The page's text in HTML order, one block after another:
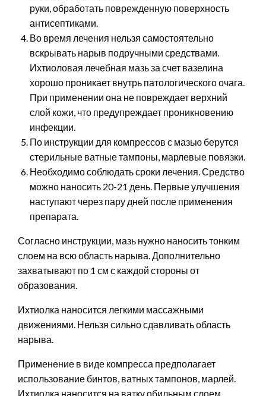
руки, обработать поврежденную поверхность
антисептиками.
Во время лечения нельзя самостоятельно
вскрывать нарыв подручными средствами.
Ихтиоловая лечебная мазь за счет вазелина
хорошо проникает внутрь патологического очага.
При применении она не повреждает верхний
слой кожи, что предупреждает проникновению
инфекции.
По инструкции для компрессов с мазью берутся
стерильные ватные тампоны, марлевые повязки.
Необходимо соблюдать сроки лечения. Средство
можно наносить 20-21 день. Первые улучшения
наступают через пару дней после применения
препарата.
Согласно инструкции, мазь нужно наносить тонким
слоем на всю область нарыва. Дополнительно
захватывают по 1 см с каждой стороны от
образования.
Ихтиолка наносится легкими массажными
движениями. Нельзя сильно сдавливать область
нарыва.
Применение в виде компресса предполагает
использование бинтов, ватных тампонов, марлей.
Ихтиолка наносится на ватку обильным слоем.